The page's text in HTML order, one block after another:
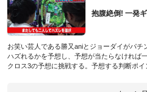
2019年6月20日発売号)
抱腹絶倒! 一発
お笑い芸人である勝又aniとジョーダイがパ
ハズれるかを予想し、予想が当たらなければ
クロス3の予想に挑戦する。予想する判断ポ